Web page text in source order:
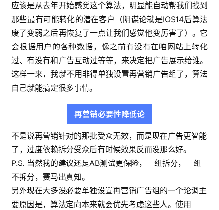
应该是从去年开始感觉这个算法，明显能自动帮我们找到
那些最有可能转化的潜在客户（阴谋论就是IOS14后算法
废了变弱之后再恢复了一点让我们感觉他变厉害了）。它
会根据用户的各种数据，像之前有没有在咱网站上转化
过、有没有和广告互动过等等，来决定把广告展示给谁。
这样一来，我就不用非得单独设置再营销广告组了，算法
自己就能搞定很多事情。
再营销必要性降低论
不是说再营销针对的那批受众无效，而是现在广告更智能
了，过度依赖拆分受众后有时候效果反而没那么好。
P.S. 当然我的建议还是AB测试更保险，一组拆分，一组
不拆分，赛马出真知。
另外现在大多没必要单独设置再营销广告组的一个论调主
要原因是，算法定向本来就会优先考虑这些人。使用